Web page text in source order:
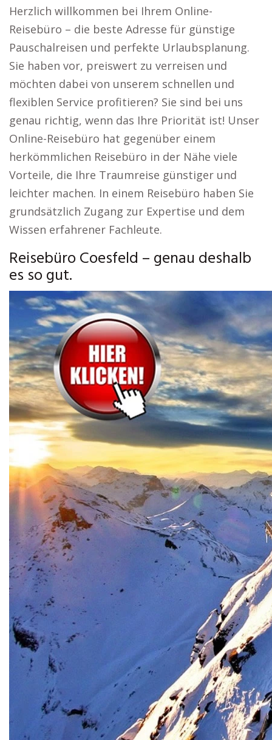
Herzlich willkommen bei Ihrem Online-
Reisebüro – die beste Adresse für günstige
Pauschalreisen und perfekte Urlaubsplanung.
Sie haben vor, preiswert zu verreisen und
möchten dabei von unserem schnellen und
flexiblen Service profitieren? Sie sind bei uns
genau richtig, wenn das Ihre Priorität ist! Unser
Online-Reisebüro hat gegenüber einem
herkömmlichen Reisebüro in der Nähe viele
Vorteile, die Ihre Traumreise günstiger und
leichter machen. In einem Reisebüro haben Sie
grundsätzlich Zugang zur Expertise und dem
Wissen erfahrener Fachleute.
Reisebüro Coesfeld – genau deshalb
es so gut.